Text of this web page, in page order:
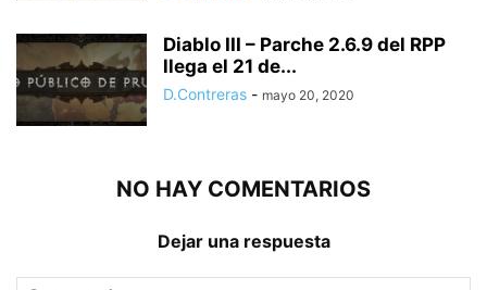
Diablo III – Parche 2.6.9 del RPP
llega el 21 de...
D.Contreras - mayo 20, 2020
NO HAY COMENTARIOS
Dejar una respuesta